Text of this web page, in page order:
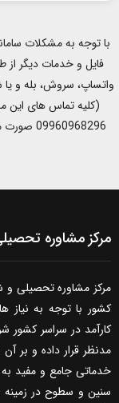
با توجه به مشکلات
فایل و خدمات دیگر از
مرکز مشاوره
مرکز مشاوره تحصیلی و
کشور با توجه به
کارآمد در سراسر کشور
مدنظر قرار داده و بر
خدماتی جامع و مفید
سنین و سطوح در زمینه